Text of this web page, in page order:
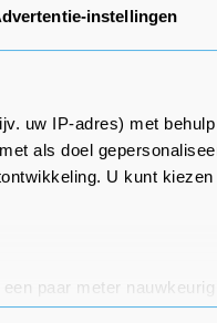
instellingen
uw IP-adres) met
als doel
U kunt
paar meter
eigenschappen